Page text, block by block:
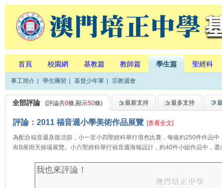
首頁 校園網 基教篇 教師篇 學生篇 聖經科
事工簡介 學生團契 基督少年軍 宗教週會
全部評論 (評論共0條,顯示50條) 最新支持 最多支持
評論：2011 福音週小學美術作品展覽 [查看全文]
為配合福音週及復活節，小一至小四聖經科舉行填色比賽，每級約250件作品
有B座雨天操場展覽。小六聖經科舉行福音週海報設計，約40件小組作品中，